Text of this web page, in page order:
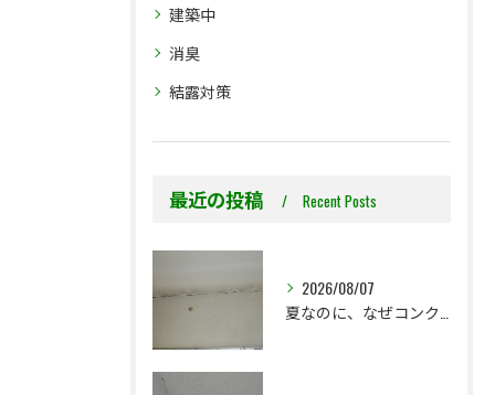
建築中
消臭
結露対策
最近の投稿 Recent Posts
2026/08/07